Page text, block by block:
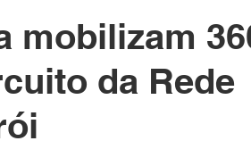
BRASIL MEIO AMBIENTE
mobilizam
da Rede